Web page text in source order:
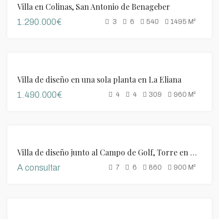
Villa en Colinas, San Antonio de Benageber
1.290.000€ 3 6 540 1495 M²
Villa de diseño en una sola planta en La Eliana
1.490.000€ 4 4 309 960 M²
Villa de diseño junto al Campo de Golf, Torre en Conill
A consultar 7 6 860 900 M²